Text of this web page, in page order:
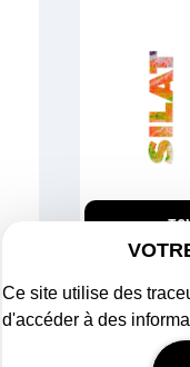
Ce site utilise des
d'accéder à des